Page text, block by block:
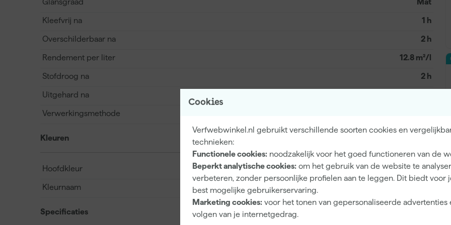
Cookies
Verfwebwinkel.nl gebruikt verschillende soorten cookies en
technieken:
Functionele cookies: noodzakelijk voor het goed functioneren van de
Beperkt analytische cookies: om het gebruik van de website te
verbeteren, zonder persoonlijke profielen aan te leggen. Dit biedt voor
best mogelijke gebruikerservaring.
Marketing cookies: voor het tonen van gepersonaliseerde advertenties
volgen van je internetgedrag.
Glansgraad Mat
Kleefvrij na 1 h
Overschilderbaar na 2 h
Rendement per liter 12.8 m²/l
Stofdroog na 2 h
Uitgehard na
Verwerkingsmethode
Kleuren
Hoofdkleur Mengverf
Kleurnaam
Specificaties